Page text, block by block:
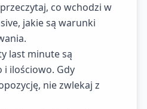
co wchodzi w
jakie są warunki
last minute są
i ilościowo. Gdy
nie zwlekaj z